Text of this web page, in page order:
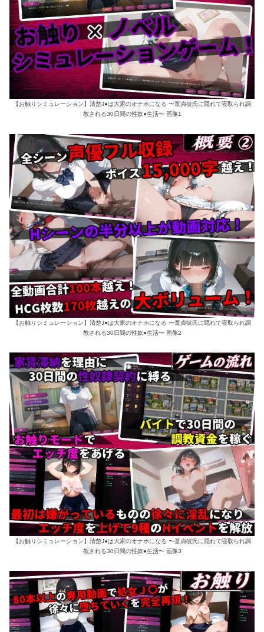
【お触りシミュレーション】清楚J●は大家のオナホになる 〜童貞彼氏に隠れて寝取られ調
教される30日間の性奴●生活〜 画像1
【お触りシミュレーション】清楚J●は大家のオナホになる 〜童貞彼氏に隠れて寝取られ調
教される30日間の性奴●生活〜 画像2
【お触りシミュレーション】清楚J●は大家のオナホになる 〜童貞彼氏に隠れて寝取られ調
教される30日間の性奴●生活〜 画像3